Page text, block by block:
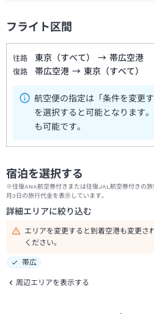
フライト区間
往路 東京（すべて） → 帯広空港
復路 帯広空港 → 東京（すべて）
航空便の指定は「条件を変更
を選択すると可能となります
も可能です。
宿泊を選択する
※往復ANA航空券付きまたは往復JAL航空券付きの
月3日の旅行代金を表示しています。
詳細エリアに絞り込む
エリアを変更すると到着空港も変更さ
ください。
帯広
周辺エリアを表示する